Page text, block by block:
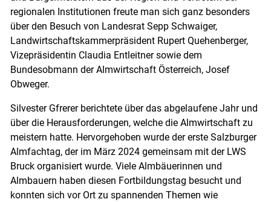
regionalen Institutionen freute man sich ganz besonders
über den Besuch von Landesrat Sepp Schwaiger,
Landwirtschaftskammerpräsident Rupert Quehenberger,
Vizepräsidentin Claudia Entleitner sowie dem
Bundesobmann der Almwirtschaft Österreich, Josef
Obweger.
Silvester Gfrerer berichtete über das abgelaufene Jahr und
über die Herausforderungen, welche die Almwirtschaft zu
meistern hatte. Hervorgehoben wurde der erste Salzburger
Almfachtag, der im März 2024 gemeinsam mit der LWS
Bruck organisiert wurde. Viele Almbäuerinnen und
Almbauern haben diesen Fortbildungstag besucht und
konnten sich vor Ort zu spannenden Themen wie